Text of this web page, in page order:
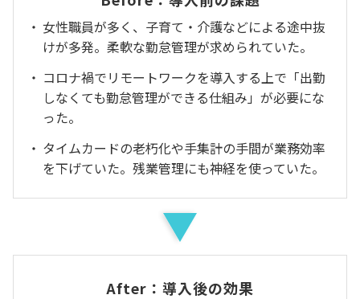
女性職員が多く、子育て・介護などによる途中抜
けが多発。柔軟な勤怠管理が求められていた。
コロナ禍でリモートワークを導入する上で「出勤
しなくても勤怠管理ができる仕組み」が必要にな
った。
タイムカードの老朽化や手集計の手間が業務効率
を下げていた。残業管理にも神経を使っていた。
After：導入後の効果